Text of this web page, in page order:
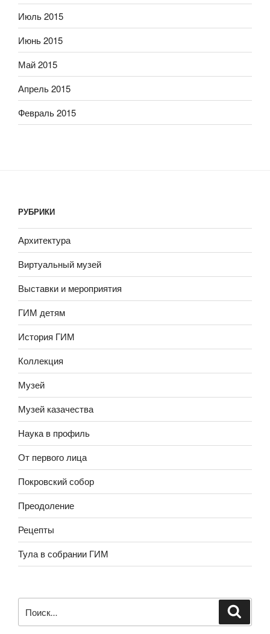
Июль 2015
Июнь 2015
Май 2015
Апрель 2015
Февраль 2015
РУБРИКИ
Архитектура
Виртуальный музей
Выставки и мероприятия
ГИМ детям
История ГИМ
Коллекция
Музей
Музей казачества
Наука в профиль
От первого лица
Покровский собор
Преодоление
Рецепты
Тула в собрании ГИМ